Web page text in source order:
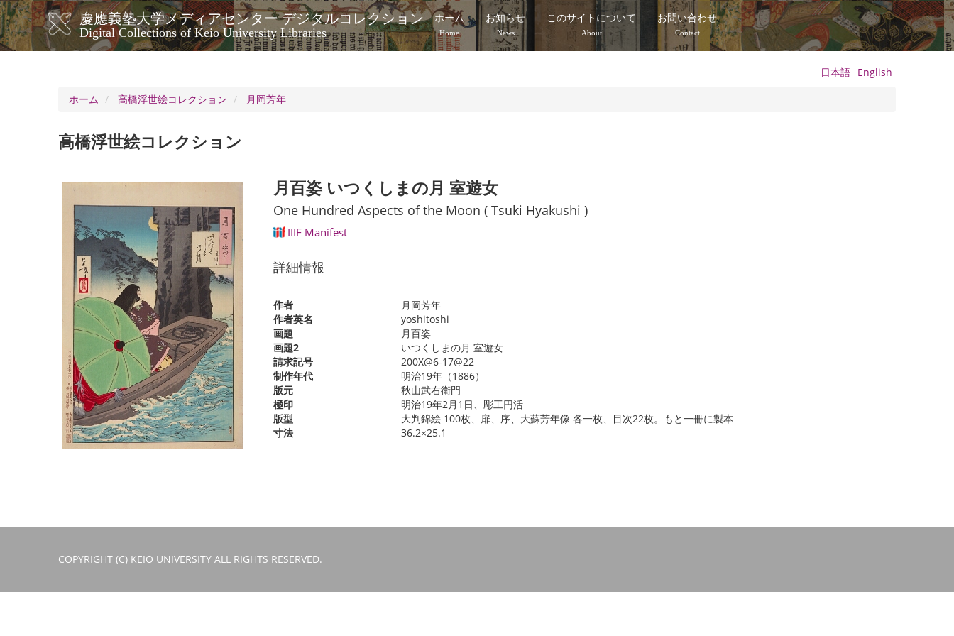
メ
イ
ン
コ
慶應義塾大学メディアセンター デジタルコレクション
Digital Collections of Keio University Libraries
メ
イ
ビ
ー
シ
ン
ホーム
Home
お知らせ
News
このサイトについて
About
お問い合わせ
Contact
日本語 English
ホーム
高橋浮世絵コレクション 月岡芳年
高橋浮世絵コレクション
月百姿 いつくしまの月 室遊女
One Hundred Aspects of the Moon ( Tsuki Hyakushi )
IIIF Manifest
詳細情報
作者
月岡芳年
作者英名
yoshitoshi
画題
月百姿
画題2
いつくしまの月 室遊女
請求記号
200X@6-17@22
制作年代
明治19年（1886）
版元
秋山武右衛門
極印
明治19年2月1日、彫工円活
版型
大判錦絵 100枚、扉、序、大蘇芳年像 各一枚、目次22枚。もと一冊に製本
寸法
36.2×25.1
COPYRIGHT (C) KEIO UNIVERSITY ALL RIGHTS RESERVED.